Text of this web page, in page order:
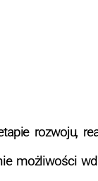
rozwoju,
możliwości